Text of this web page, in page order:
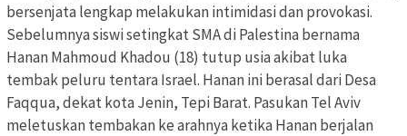
bersenjata lengkap melakukan intimidasi dan provokasi.
Sebelumnya siswi setingkat SMA di Palestina bernama
Hanan Mahmoud Khadou (18) tutup usia akibat luka
tembak peluru tentara Israel. Hanan ini berasal dari Desa
Faqqua, dekat kota Jenin, Tepi Barat. Pasukan Tel Aviv
meletuskan tembakan ke arahnya ketika Hanan berjalan